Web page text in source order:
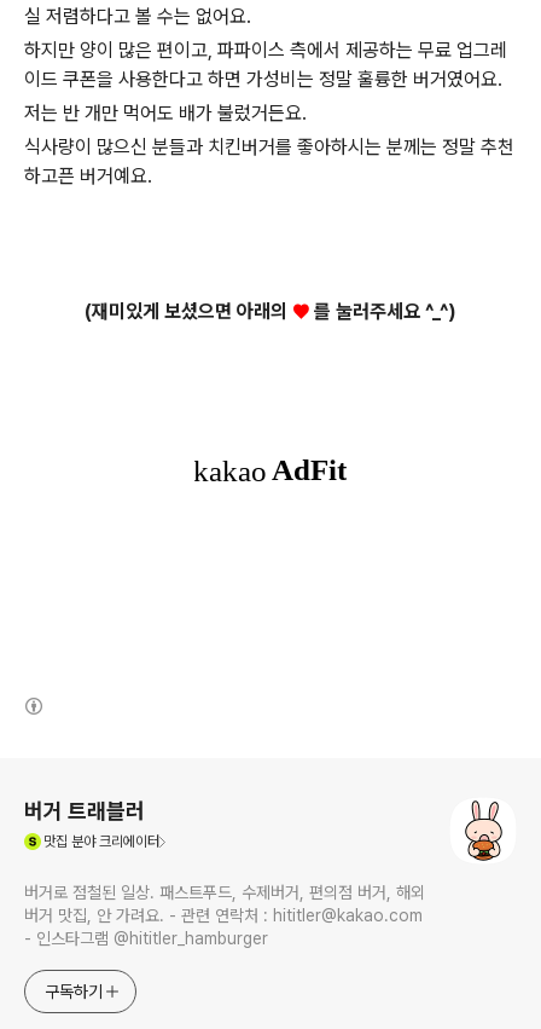
실 저렴하다고 볼 수는 없어요.
하지만 양이 많은 편이고, 파파이스 측에서 제공하는 무료 업그레
이드 쿠폰을 사용한다고 하면 가성비는 정말 훌륭한 버거였어요.
저는 반 개만 먹어도 배가 불렀거든요.
식사량이 많으신 분들과 치킨버거를 좋아하시는 분께는 정말 추천
하고픈 버거예요.
(재미있게 보셨으면 아래의 ♥ 를 눌러주세요 ^_^)
버거 트래블러
맛집 분야 크리에이터
버거로 점철된 일상. 패스트푸드, 수제버거, 편의점 버거, 해외
버거 맛집, 안 가려요. - 관련 연락처 : hititler@kakao.com
- 인스타그램 @hititler_hamburger
구독하기